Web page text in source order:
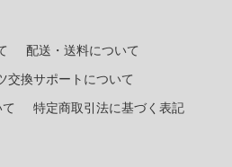
配送・送料について
交換サポートについて
特定商取引法に基づく表記